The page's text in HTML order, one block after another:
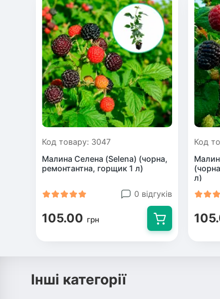
Код товару: 3047
Малина Селена (Selena) (чорна,
ремонтантна, горщик 1 л)
0 відгуків
105.00 грн
Код
л)
Інші категорії